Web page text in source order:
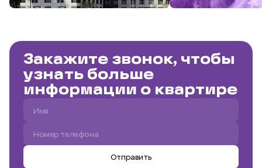
Закажите звонок, чтобы
узнать больше
информации о квартире
Отправить